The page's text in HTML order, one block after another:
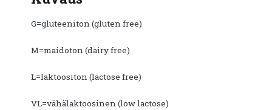
G=gluteeniton (gluten free)
M=maidoton (dairy free)
L=laktoositon (lactose free)
VL=vähälaktoosinen (low lactose)